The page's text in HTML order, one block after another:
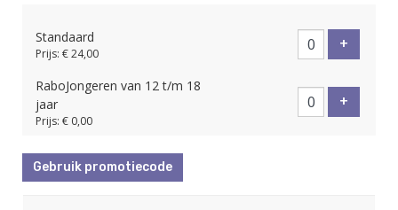
Standaard
Prijs: € 24,00
+
RaboJongeren van 12 t/m 18
jaar
Prijs: € 0,00
+
Gebruik promotiecode